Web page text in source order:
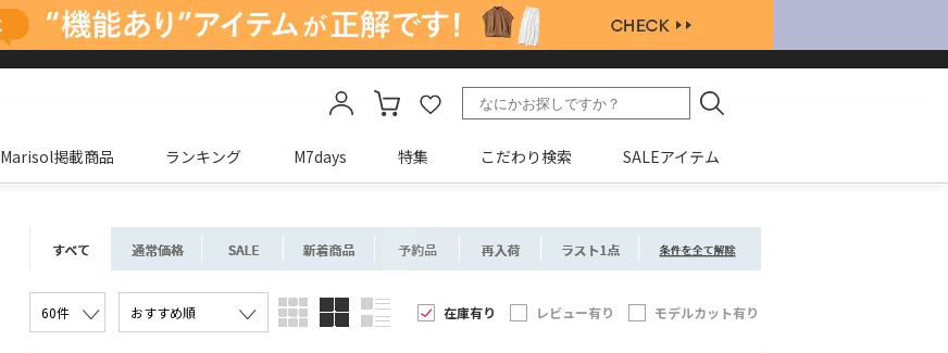
Marisol掲載商品 ランキング M7days 特集 こだわり検索 SALEアイテム
在庫有り レビュー有り モデルカット有り